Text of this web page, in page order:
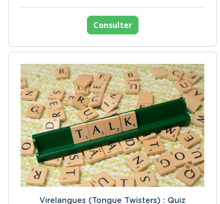
Consulter
Virelangues (Tongue Twisters) : Quiz